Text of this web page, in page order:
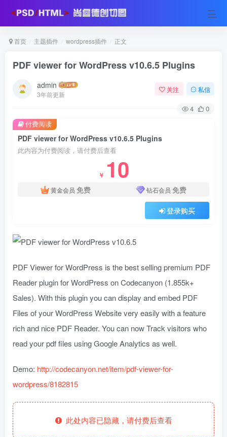
首页 主题插件 wordpress插件 正文
PDF viewer for WordPress v10.6.5 Plugins
admin
3年前更新
关注 私信
4 0
PDF viewer for WordPress v10.6.5 Plugins
此内容为付费阅读，请付费后查看
￥ 10
黄金会员 免费 钻石会员 免费
登录购买
付费阅读
PDF Viewer for WordPress is the best selling premium PDF
Reader plugin for WordPress on Codecanyon (1.855k+
Sales). With this plugin you can display and embed PDF
Files of your WordPress Website very easily with a feature
rich and nice PDF Reader. You can now Track visitors who
read your pdf files using Google Analytics as well.
Demo: http://codecanyon.net/item/pdf-viewer-for-
wordpress/8182815
此处内容已隐藏，请付费后查看